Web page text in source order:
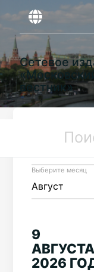
Сетевое
вестник»
Выберите год
Выберите месяц
9
АВГУСТА
2026